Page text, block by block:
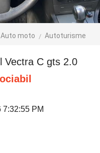
Auto moto Autoturisme
Vectra C gts 2.0
PM